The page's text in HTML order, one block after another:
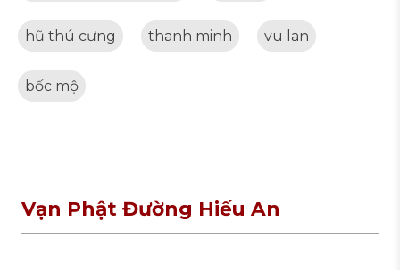
hũ thú cưng thanh minh vu lan
bốc mộ
Vạn Phật Đường Hiếu An